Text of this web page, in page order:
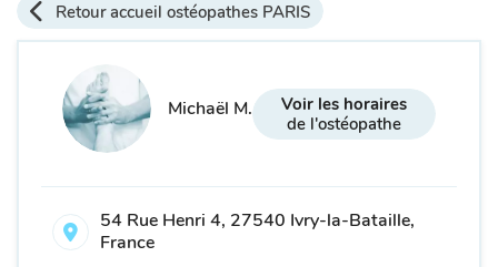
Retour accueil ostéopathes PARIS
Michaël M.
Voir les horaires
de l'ostéopathe
54 Rue Henri 4, 27540 Ivry-la-Bataille,
France